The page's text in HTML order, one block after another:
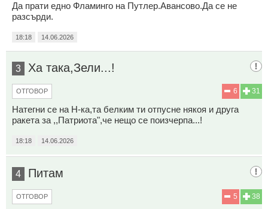
Да прати едно Фламинго на Путлер.Авансово.Да се не
разсърди.
18:18 14.06.2026
3 Ха така,Зели...!
31
6
ОТГОВОР
Натегни се на Н-ка,та белким ти отпусне някоя и друга
ракета за ,,Патриота",че нещо се поизчерпа...!
18:18 14.06.2026
4 Питам
38
5
ОТГОВОР